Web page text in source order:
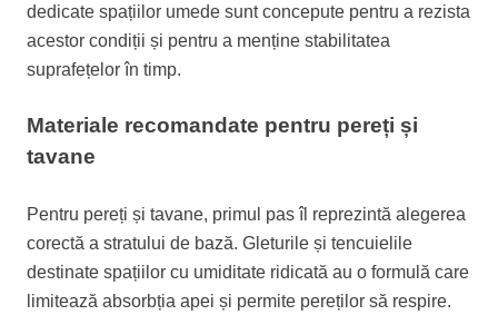
dedicate spațiilor umede sunt concepute pentru a rezista
acestor condiții și pentru a menține stabilitatea
suprafețelor în timp.
Materiale recomandate pentru pereți și
tavane
Pentru pereți și tavane, primul pas îl reprezintă alegerea
corectă a stratului de bază. Gleturile și tencuielile
destinate spațiilor cu umiditate ridicată au o formulă care
limitează absorbția apei și permite pereților să respire.